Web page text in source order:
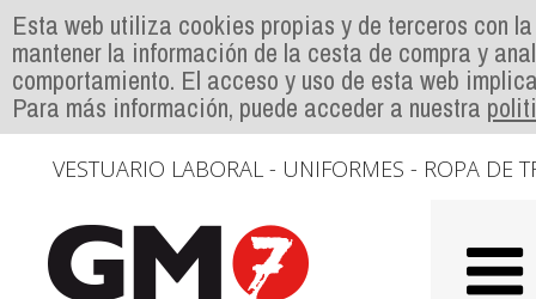
Esta web utiliza cookies propias y de terceros con
mantener la información de la cesta de compra y
comportamiento. El acceso y uso de esta web
Para más información, puede acceder a nuestra
VESTUARIO LABORAL - UNIFORMES - ROPA DE